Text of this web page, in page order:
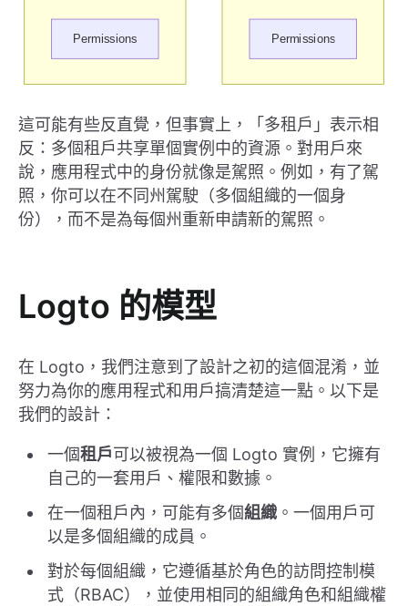
這可能有些反直覺，但事實上，「多租戶」表示相
反：多個租戶共享單個實例中的資源。對用戶來
說，應用程式中的身份就像是駕照。例如，有了駕
照，你可以在不同州駕駛（多個組織的一個身
份），而不是為每個州重新申請新的駕照。
Logto 的模型
在 Logto，我們注意到了設計之初的這個混淆，並
努力為你的應用程式和用戶搞清楚這一點。以下是
我們的設計：
一個租戶可以被視為一個 Logto 實例，它擁有
自己的一套用戶、權限和數據。
在一個租戶內，可能有多個組織 。一個用戶可
以是多個組織的成員。
對於每個組織，它遵循基於角色的訪問控制模
式（RBAC），並使用相同的組織角色和組織權